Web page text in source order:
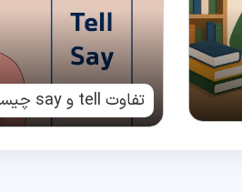
تفاوت tell و say چیست؟